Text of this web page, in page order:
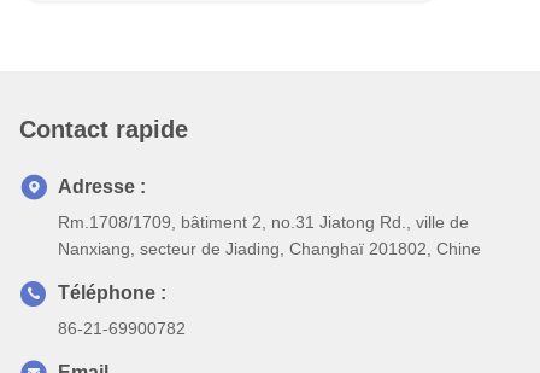
Contact rapide
Adresse :
Rm.1708/1709, bâtiment 2, no.31 Jiatong Rd., ville de
Nanxiang, secteur de Jiading, Changhaï 201802, Chine
Téléphone :
86-21-69900782